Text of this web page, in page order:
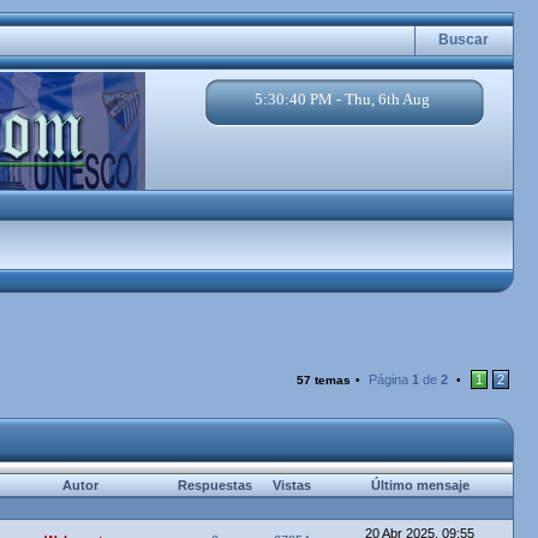
Buscar
5:30:41 PM - Thu, 6th Aug
57 temas • Página 1 de 2 • 1 2
Autor Respuestas Vistas Último mensaje
20 Abr 2025, 09:55